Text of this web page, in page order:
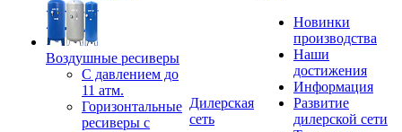
Воздушные ресиверы
С давлением до
11 атм.
Горизонтальные
ресиверы с
Дилерская
сеть
Новинки
производства
Наши
достижения
Информация
Развитие
дилерской сети